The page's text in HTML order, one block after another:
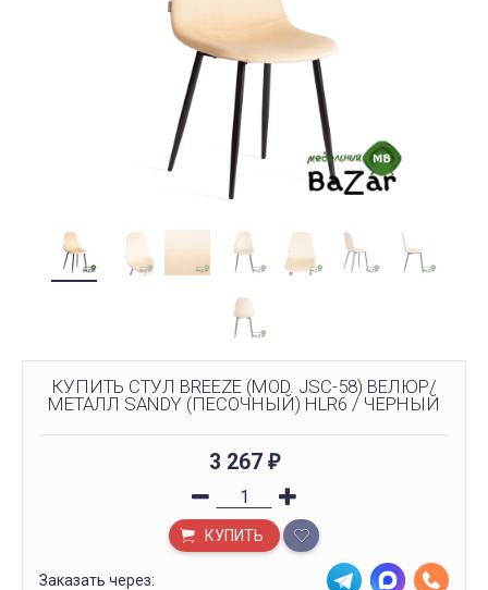
КУПИТЬ СТУЛ BREEZE (MOD. JSC-58) ВЕЛЮР/
МЕТАЛЛ SANDY (ПЕСОЧНЫЙ) HLR6 / ЧЕРНЫЙ
3 267 ₽
КУПИТЬ
Заказать через: